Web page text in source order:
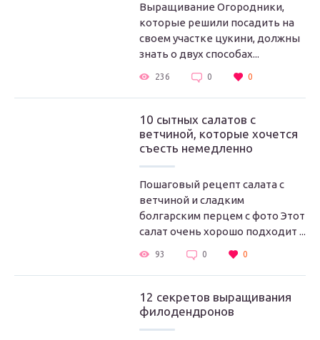
Выращивание Огородники,
которые решили посадить на
своем участке цукини, должны
знать о двух способах...
236 0 0
10 сытных салатов с
ветчиной, которые хочется
съесть немедленно
Пошаговый рецепт салата с
ветчиной и сладким
болгарским перцем с фото Этот
салат очень хорошо подходит ...
93 0 0
12 секретов выращивания
филодендронов